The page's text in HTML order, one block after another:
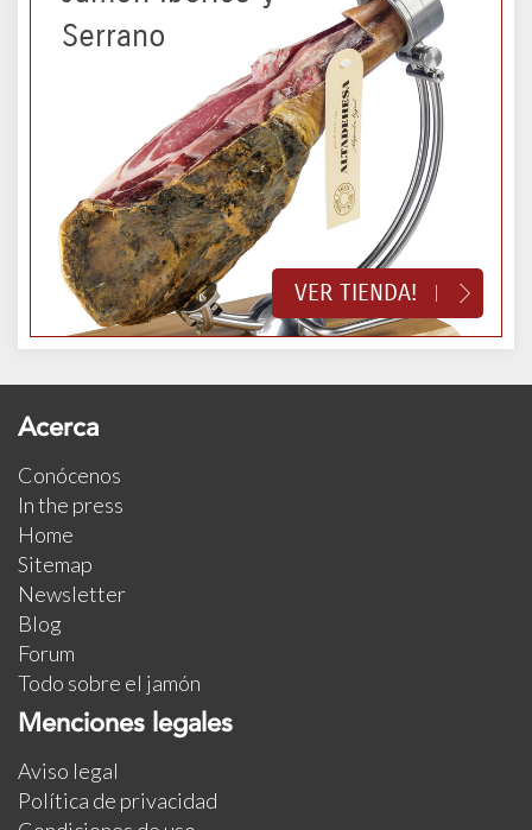
Serrano
VER TIENDA!
Acerca
Conócenos
In the press
Home
Sitemap
Newsletter
Blog
Forum
Todo sobre el jamón
Menciones legales
Aviso legal
Política de privacidad